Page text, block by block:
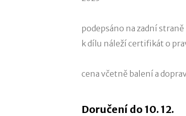
podepsáno na zadní
k dílu náleží certifikát o
cena včetně balení a
Doručení do 10. 12.